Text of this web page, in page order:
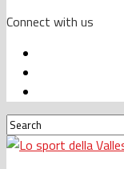
Connect with us